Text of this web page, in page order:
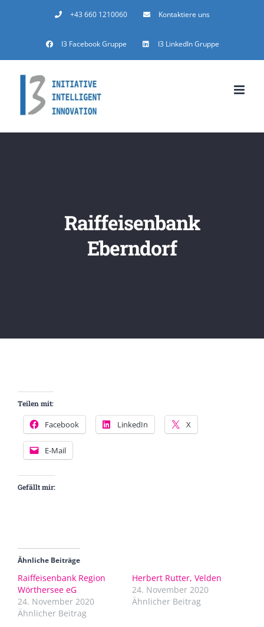
+43 660 1210060 Kontaktiere uns
I3 Facebook Gruppe I3 LinkedIn Gruppe
Raiffeisenbank
Eberndorf
Teilen mit:
Facebook LinkedIn X
E-Mail
Gefällt mir:
Ähnliche Beiträge
Raiffeisenbank Region
Wörthersee eG
24. November 2020
Ähnlicher Beitrag
Herbert Rutter, Velden
24. November 2020
Ähnlicher Beitrag